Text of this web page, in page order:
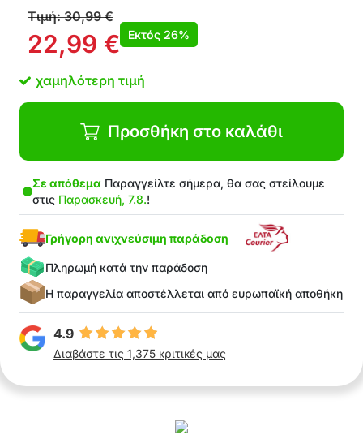
Κατάλληλο για τσάντες, παπούτσια, πετσέτες,
παιχνίδια κ.λπ.
Το πακέτο περιλαμβάνει: 1x organizer για
Τιμή:30,99€
22,99 € Εκτός 26%
χαμηλότερη τιμή
Προσθήκη στο καλάθι
Σε απόθεμα Παραγγείλτε σήμερα, θα σας στείλουμε
στις Παρασκευή, 7.8.!
Γρήγορη ανιχνεύσιμη παράδοση
Πληρωμή κατά την παράδοση
Η παραγγελία αποστέλλεται από ευρωπαϊκή αποθήκη
4.9
Διαβάστε τις 1,375 κριτικές μας